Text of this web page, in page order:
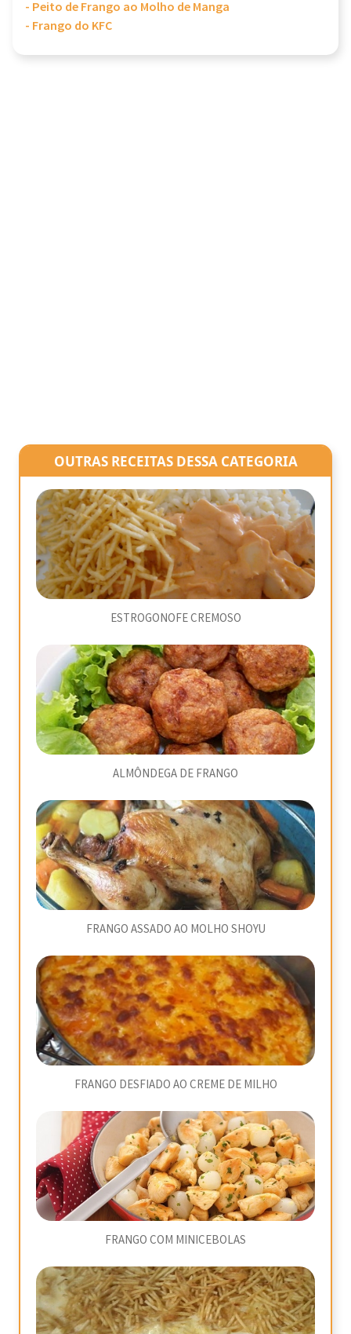
- Peito de Frango ao Molho de Manga
- Frango do KFC
OUTRAS RECEITAS DESSA CATEGORIA
ESTROGONOFE CREMOSO
ALMÔNDEGA DE FRANGO
FRANGO ASSADO AO MOLHO SHOYU
FRANGO DESFIADO AO CREME DE MILHO
FRANGO COM MINICEBOLAS